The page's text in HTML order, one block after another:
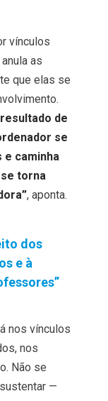
vínculos
as
que elas se
de
se
caminha
torna
, aponta.
dos
e à
nos vínculos
nos
Não se
—